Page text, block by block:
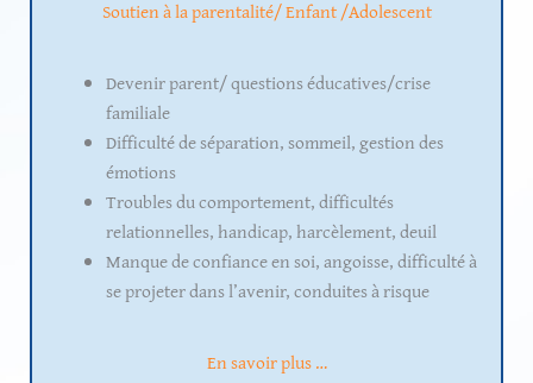
Soutien à la parentalité/ Enfant /Adolescent
Devenir parent/ questions éducatives/crise
familiale
Difficulté de séparation, sommeil, gestion des
émotions
Troubles du comportement, difficultés
relationnelles, handicap, harcèlement, deuil
Manque de confiance en soi, angoisse, difficulté à
se projeter dans l’avenir, conduites à risque
En savoir plus …